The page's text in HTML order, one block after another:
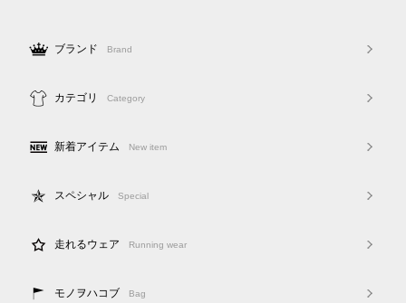
ブランド Brand
カテゴリ Category
新着アイテム New item
スペシャル Special
走れるウェア Running wear
モノヲハコブ Bag